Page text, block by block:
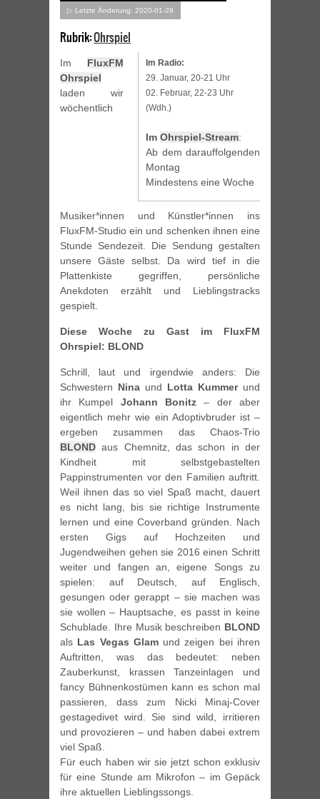
▷ Letzte Änderung: 2020-01-29
Rubrik:Ohrspiel
Im Radio:
29. Januar, 20-21 Uhr
02. Februar, 22-23 Uhr
(Wdh.)
Im Ohrspiel-Stream:
Ab dem darauffolgenden
Montag
Mindestens eine Woche
Im FluxFM
Ohrspiel
laden wir
wöchentlich
Musiker*innen und Künstler*innen ins
FluxFM-Studio ein und schenken ihnen eine
Stunde Sendezeit. Die Sendung gestalten
unsere Gäste selbst. Da wird tief in die
Plattenkiste gegriffen, persönliche
Anekdoten erzählt und Lieblingstracks
gespielt.
Diese Woche zu Gast im FluxFM
Ohrspiel: BLOND
Schrill, laut und irgendwie anders: Die
Schwestern Nina und Lotta Kummerund
ihr Kumpel Johann Bonitz – der aber
eigentlich mehr wie ein Adoptivbruder ist –
ergeben zusammen das Chaos-Trio
BLOND aus Chemnitz, das schon in der
Kindheit mit selbstgebastelten
Pappinstrumenten vor den Familien auftritt.
Weil ihnen das so viel Spaß macht, dauert
es nicht lang, bis sie richtige Instrumente
lernen und eine Coverband gründen. Nach
ersten Gigs auf Hochzeiten und
Jugendweihen gehen sie 2016 einen Schritt
weiter und fangen an, eigene Songs zu
spielen: auf Deutsch, auf Englisch,
gesungen oder gerappt – sie machen was
sie wollen – Hauptsache, es passt in keine
Schublade. Ihre Musik beschreiben BLOND
als Las Vegas Glam und zeigen bei ihren
Auftritten, was das bedeutet: neben
Zauberkunst, krassen Tanzeinlagen und
fancy Bühnenkostümen kann es schon mal
passieren, dass zum Nicki Minaj-Cover
gestagedivet wird. Sie sind wild, irritieren
und provozieren – und haben dabei extrem
viel Spaß.
Für euch haben wir sie jetzt schon exklusiv
für eine Stunde am Mikrofon – im Gepäck
ihre aktuellen Lieblingssongs.